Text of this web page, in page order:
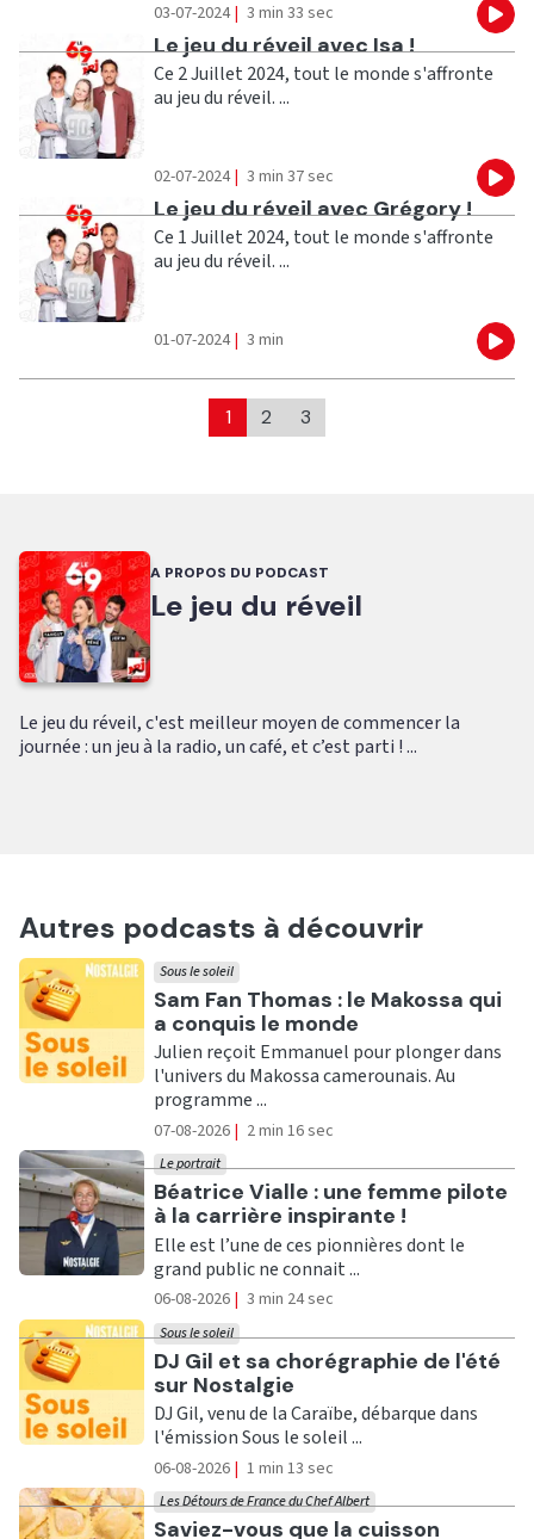
03-07-2024 | 3 min 33 sec
Ecouter
Le jeu du réveil avec Isa !
Ce 2 Juillet 2024, tout le monde s'affronte
au jeu du réveil. ...
02-07-2024 | 3 min 37 sec
Ecouter
Le jeu du réveil avec Grégory !
Ce 1 Juillet 2024, tout le monde s'affronte
au jeu du réveil. ...
01-07-2024 | 3 min
1 2 3
A PROPOS DU PODCAST
Le jeu du réveil
Le jeu du réveil, c'est meilleur moyen de commencer la
journée : un jeu à la radio, un café, et c’est parti ! ...
Autres podcasts à découvrir
Ecouter
Sam Fan Thomas : le Makossa qui
a conquis le monde
Sous le soleil
Julien reçoit Emmanuel pour plonger dans
l'univers du Makossa camerounais. Au
programme ...
07-08-2026 | 2 min 16 sec
Ecouter
Béatrice Vialle : une femme pilote
à la carrière inspirante !
Le portrait
Elle est l’une de ces pionnières dont le
grand public ne connait ...
06-08-2026 | 3 min 24 sec
Ecouter
DJ Gil et sa chorégraphie de l'été
sur Nostalgie
Sous le soleil
DJ Gil, venu de la Caraïbe, débarque dans
l'émission Sous le soleil ...
06-08-2026 | 1 min 13 sec
Ecouter
Saviez-vous que la cuisson
Les Détours de France du Chef Albert